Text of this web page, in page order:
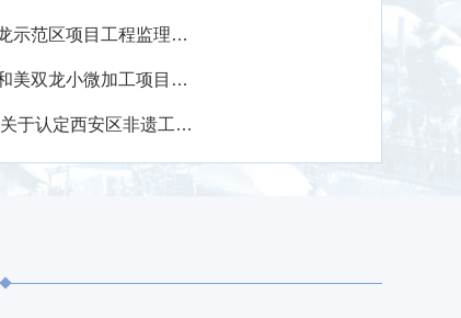
牡丹江市西安区温春镇美满双龙示范区项目工程监理服务询价公告
牡丹江市西安区温春镇双龙村和美双龙小微加工项目工程监理服务询价公告
关于认定西安区非遗工坊的公示